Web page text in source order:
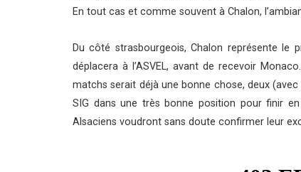
En tout cas et comme souvent à Chalon,
Du côté strasbourgeois, Chalon représente le
déplacera à l’ASVEL, avant de recevoir
matchs serait déjà une bonne chose, deux
SIG dans une très bonne position pour finir
Alsaciens voudront sans doute confirmer leur